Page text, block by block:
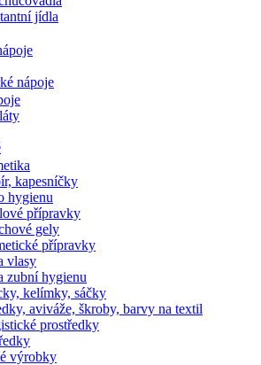
jídla
nápoje
kapesníčky
hygienu
přípravky
gely
přípravky
vlasy
zubní hygienu
kelímky, sáčky
aviváže, škroby, barvy na textil
prostředky
výrobky